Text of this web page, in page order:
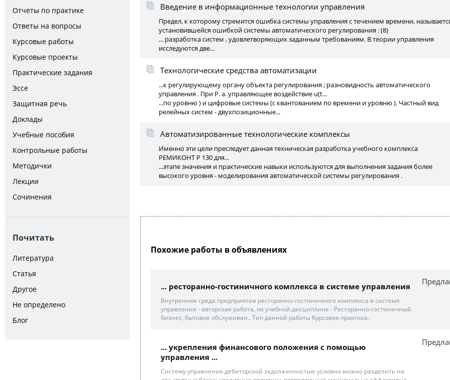
Отчеты по практике
Ответы на вопросы
Курсовые работы
Курсовые проекты
Практические задания
Эссе
Защитная речь
Доклады
Учебные пособия
Контрольные работы
Методички
Лекции
Сочинения
Почитать
Литература
Статья
Другое
Не определено
Блог
Введение в информационные технологии управления
Предел, к которому стремится ошибка системы управления с течением времени,
установившейся ошибкой системы автоматического регулирования : (8)
... разработка систем , удовлетворяющих заданным требованиям. В теории управления
исследуются две...
Технологические средства автоматизации
...к регулирующему органу объекта регулирования ; разновидность автоматического
управления . При Р. а. управляющее воздействие u(t...
...по уровню ) и цифровые системы (с квантованием по времени и уровню ). Частный вид
релейных систем - двухпозиционные...
Автоматизированные технологические комплексы
Именно эти цели преследует данная техническая разработка учебного комплекса
РЕМИКОНТ Р 130 для...
...этапе значения и практические навыки используются для выполнения задания более
высокого уровня - моделирования автоматической системы регулирования .
Похожие работы в объявлениях
... ресторанно-гостиничного комплекса в системе управления
Внутренняя среда предприятия ресторанно-гостиничного комплекса в системе
управления - авторская работа, по учебной дисциплине - Ресторанно-гостиничный
бизнес, бытовое обслуживан.. Тип данной работы Курсовая практика.
... укрепления финансового положения с помощью
управления ...
Систему управления дебиторской задолженностью условно можно разделить на